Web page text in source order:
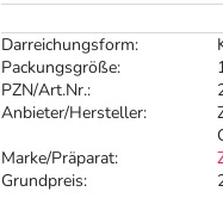
Darreichungsform:
Packungsgröße:
PZN/Art.Nr.:
Anbieter/Hersteller:
Marke/Präparat:
Grundpreis: